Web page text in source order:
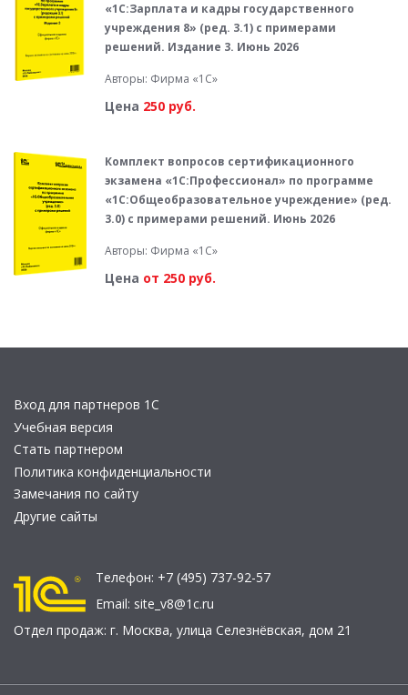
«1С:Зарплата и кадры государственного
учреждения 8» (ред. 3.1) с примерами
решений. Издание 3. Июнь 2026
Авторы: Фирма «1С»
Цена 250 руб.
Комплект вопросов сертификационного
экзамена «1С:Профессионал» по программе
«1С:Общеобразовательное учреждение» (ред.
3.0) с примерами решений. Июнь 2026
Авторы: Фирма «1С»
Цена от 250 руб.
Вход для партнеров 1С
Учебная версия
Стать партнером
Политика конфиденциальности
Замечания по сайту
Другие сайты
Телефон: +7 (495) 737-92-57
Email: site_v8@1c.ru
Отдел продаж: г. Москва, улица Селезнёвская, дом 21